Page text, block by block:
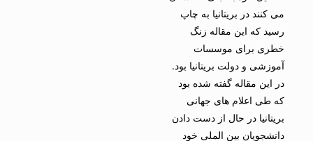
می کنند در بریتانیا به چاپ
رسید که این مقاله زنگ
خطری برای موسسات
آموزشی و دولت بریتانیا بود.
در این مقاله گفته شده بود
که طی اعلام های جهانی
بریتانیا در حال از دست دادن
دانشجویان بین الملی خود